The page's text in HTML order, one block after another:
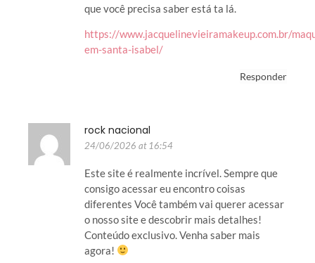
que você precisa saber está ta lá.
https://www.jacquelinevieiramakeup.com.br/
em-santa-isabel/
Responder
rock nacional
24/06/2026 at 16:54
Este site é realmente incrível. Sempre que
consigo acessar eu encontro coisas
diferentes Você também vai querer acessar
o nosso site e descobrir mais detalhes!
Conteúdo exclusivo. Venha saber mais
agora!